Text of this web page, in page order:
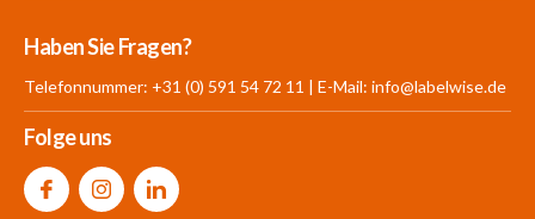
Mehr als 30.000
Haben Sie Fragen?
Telefonnummer: +31 (0) 591 54 72 11 | E-Mail: info@labelwise.de
Folge uns